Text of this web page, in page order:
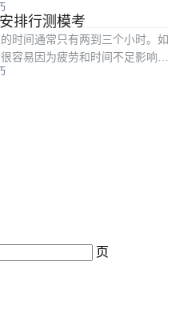
拥护中国共产党领导和社会主义
道德品行；5....
排行测模考
时间通常只有两到三个小时。如
容易因为疲劳和时间不足影响效
模块限时结合起来：工作日晚间
晚间模考不一定要整套卷 在职
页